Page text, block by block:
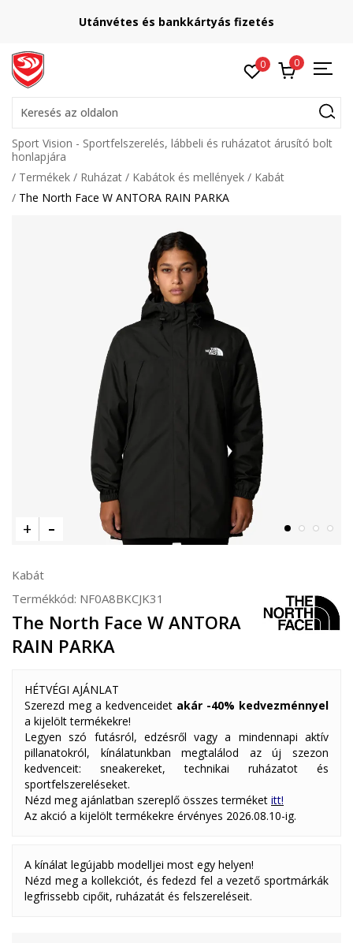
Lépj velünk kapcsolatba
online@sport-vision.hu
0 0
Keresés az oldalon
Sport Vision - Sportfelszerelés, lábbeli és ruházatot árusító bolt
honlapjára
Termékek
Ruházat Kabátok és mellények
Kabát
The North Face W ANTORA RAIN PARKA
Kabát
Termékkód: NF0A8BKCJK31
The North Face W ANTORA
RAIN PARKA
HÉTVÉGI AJÁNLAT
Szerezd meg a kedvenceidet akár -40% kedvezménnyel
a kijelölt termékekre!
Legyen szó futásról, edzésről vagy a mindennapi aktív
pillanatokról, kínálatunkban megtalálod az új szezon
kedvenceit: sneakereket, technikai ruházatot és
sportfelszereléseket.
Nézd meg ajánlatban szereplő összes terméket itt!
Az akció a kijelölt termékekre érvényes 2026.08.10-ig.
A kínálat legújabb modelljei most egy helyen!
Nézd meg a kollekciót, és fedezd fel a vezető sportmárkák
legfrissebb cipőit, ruházatát és felszereléseit.